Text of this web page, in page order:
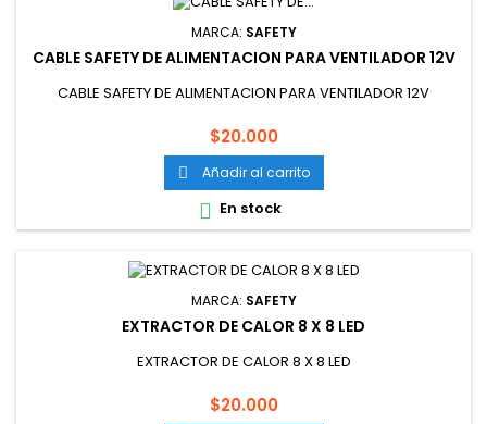
MARCA: SAFETY
CABLE SAFETY DE ALIMENTACION PARA VENTILADOR 12V
CABLE SAFETY DE ALIMENTACION PARA VENTILADOR 12V
Precio
$20.000
 Añadir al carrito
 En stock
MARCA: SAFETY
EXTRACTOR DE CALOR 8 X 8 LED
EXTRACTOR DE CALOR 8 X 8 LED
Precio
$20.000